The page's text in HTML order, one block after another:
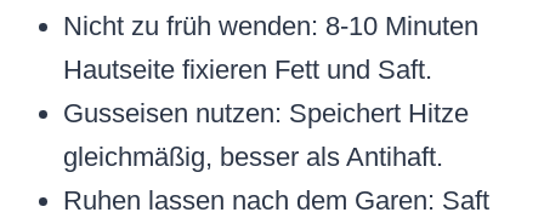
Nicht zu früh wenden: 8-10 Minuten
Hautseite fixieren Fett und Saft.
Gusseisen nutzen: Speichert Hitze
gleichmäßig, besser als Antihaft.
Ruhen lassen nach dem Garen: Saft